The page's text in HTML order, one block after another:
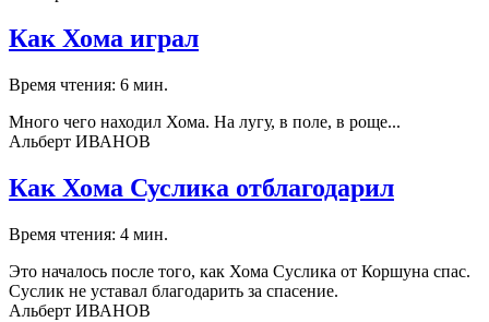
Как Хома играл
Время чтения: 6 мин.
Много чего находил Хома. На лугу, в поле, в роще...
Альберт ИВАНОВ
Как Хома Суслика отблагодарил
Время чтения: 4 мин.
Это началось после того, как Хома Суслика от Коршуна спас.
Суслик не уставал благодарить за спасение.
Альберт ИВАНОВ